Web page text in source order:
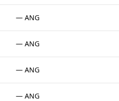
— ANG
— ANG
— ANG
— ANG